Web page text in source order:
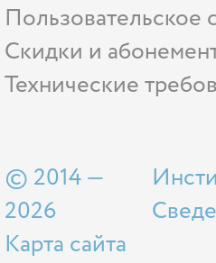
Пользовательское
Скидки и
Технические
© 2014 —
2026
Карта сайта